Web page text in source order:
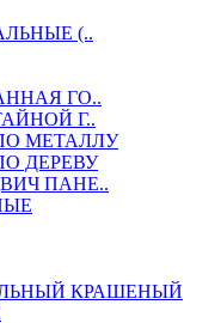
(..
ГО..
Г..
МЕТАЛЛУ
ДЕРЕВУ
ПАНЕ..
КРАШЕНЫЙ